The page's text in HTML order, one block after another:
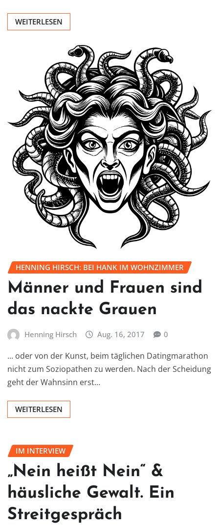
WEITERLESEN
HENNING HIRSCH: BEI HANK IM WOHNZIMMER
Männer und Frauen sind
das nackte Grauen
Henning Hirsch Aug. 16, 2017 0
... oder von der Kunst, beim täglichen Datingmarathon
nicht zum Soziopathen zu werden. Nach der Scheidung
geht der Wahnsinn erst…
WEITERLESEN
IM INTERVIEW
„Nein heißt Nein“ &
häusliche Gewalt. Ein
Streitgespräch